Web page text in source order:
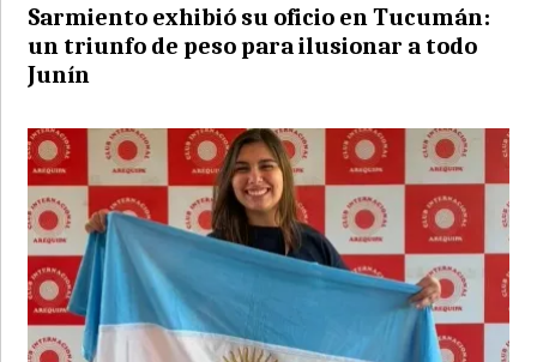
Sarmiento exhibió su oficio en Tucumán:
un triunfo de peso para ilusionar a todo
Junín